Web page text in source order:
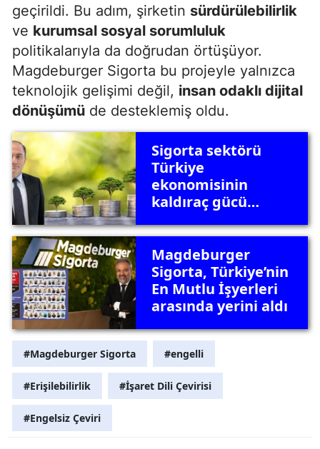
geçirildi. Bu adım, şirketin sürdürülebilirlik
ve kurumsal sosyal sorumluluk
politikalarıyla da doğrudan örtüşüyor.
Magdeburger Sigorta bu projeyle yalnızca
teknolojik gelişimi değil, insan odaklı dijital
dönüşümü de desteklemiş oldu.
Sigorta sektörü
Türkiye
ekonomisinin
kaldıraç gücü
Magdeburger
Sigorta, Türkiye’nin
En Mutlu İşyerleri
arasında yerini aldı
#Magdeburger Sigorta #engelli
#Erişilebilirlik #İşaret Dili Çevirisi
#Engelsiz Çeviri